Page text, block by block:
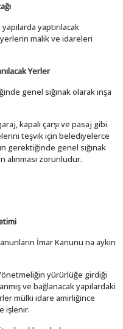
yaptırılacak
yerlerin malik ve idareleri
Yerler
genel sığınak olarak inşa
kapalı çarşı ve pasaj gibi
teşvik için belediyelerce
gerektiğinde genel sığınak
alınması zorunludur.
İmar Kanunu na aykırı
yürürlüğe girdiği
ve bağlanacak yapılardaki
mülki idare amirliğince
işlenir.